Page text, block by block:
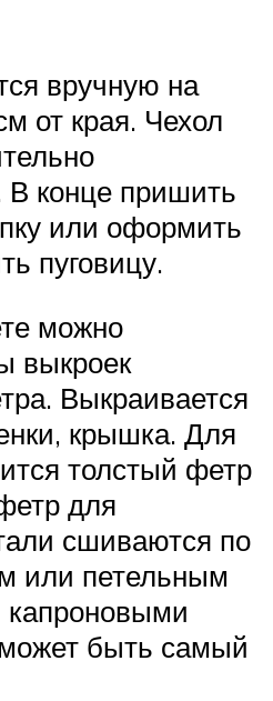
вручную на
от края. Чехол
В конце пришить
или оформить
пуговицу.
можно
выкроек
Выкраивается
крышка. Для
толстый фетр
для
сшиваются по
или петельным
быть самый